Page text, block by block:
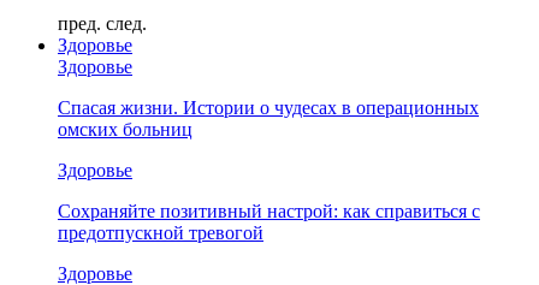
пред. след.
Здоровье
Здоровье
Спасая жизни. Истории о чудесах в операционных
омских больниц
Здоровье
Сохраняйте позитивный настрой: как справиться с
предотпускной тревогой
Здоровье